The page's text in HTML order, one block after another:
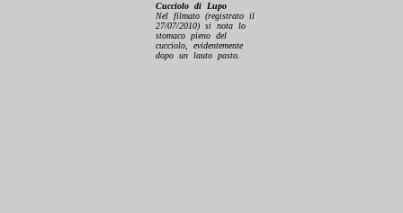
Cucciolo di Lupo
Nel filmato (registrato il
27/07/2010) si nota lo
stomaco pieno del
cucciolo, evidentemente
dopo un lauto pasto.